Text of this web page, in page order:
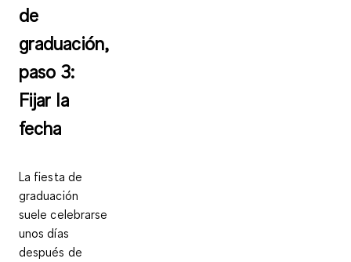
de
graduación,
paso 3:
Fijar la
fecha
La fiesta de
graduación
suele celebrarse
unos días
después de